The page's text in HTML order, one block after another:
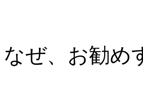
なぜ、お勧め